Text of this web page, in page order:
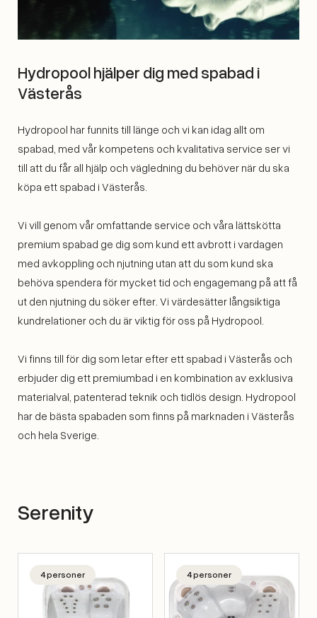
Hydropool hjälper dig med spabad i
Västerås
Hydropool har funnits till länge och vi kan idag allt om
spabad, med vår kompetens och kvalitativa service ser vi
till att du får all hjälp och vägledning du behöver när du ska
köpa ett spabad i Västerås.
Vi vill genom vår omfattande service och våra lättskötta
premium spabad ge dig som kund ett avbrott i vardagen
med avkoppling och njutning utan att du som kund ska
behöva spendera för mycket tid och engagemang på att få
ut den njutning du söker efter. Vi värdesätter långsiktiga
kundrelationer och du är viktig för oss på Hydropool.
Vi finns till för dig som letar efter ett spabad i Västerås och
erbjuder dig ett premiumbad i en kombination av exklusiva
materialval, patenterad teknik och tidlös design. Hydropool
har de bästa spabaden som finns på marknaden i Västerås
och hela Sverige.
Serenity
4 personer 4 personer